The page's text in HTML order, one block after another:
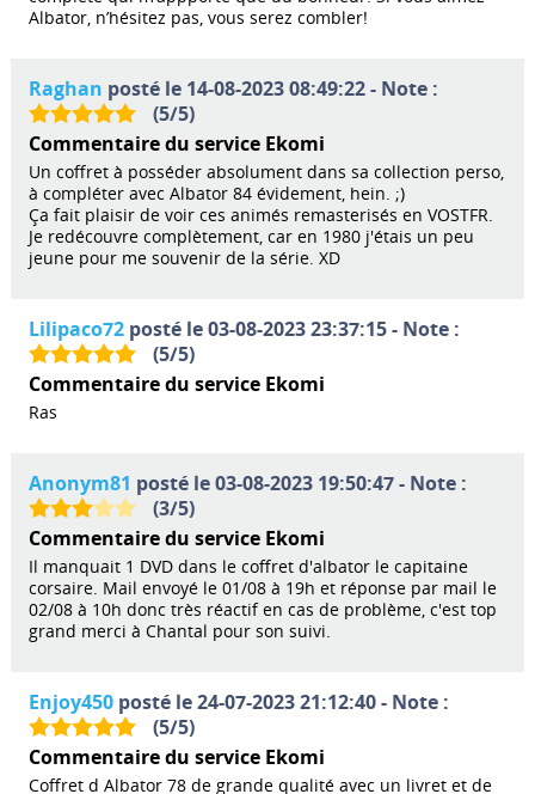
Albator, n’hésitez pas, vous serez combler!
Raghan posté le 14-08-2023 08:49:22 - Note :
(5/5)
Commentaire du service Ekomi
Un coffret à posséder absolument dans sa collection perso,
à compléter avec Albator 84 évidement, hein. ;)
Ça fait plaisir de voir ces animés remasterisés en VOSTFR.
Je redécouvre complètement, car en 1980 j'étais un peu
jeune pour me souvenir de la série. XD
Lilipaco72posté le 03-08-2023 23:37:15 - Note :
(5/5)
Commentaire du service Ekomi
Ras
Anonym81 posté le 03-08-2023 19:50:47 - Note :
(3/5)
Commentaire du service Ekomi
Il manquait 1 DVD dans le coffret d'albator le capitaine
corsaire. Mail envoyé le 01/08 à 19h et réponse par mail le
02/08 à 10h donc très réactif en cas de problème, c'est top
grand merci à Chantal pour son suivi.
Enjoy450posté le 24-07-2023 21:12:40 - Note :
(5/5)
Commentaire du service Ekomi
Coffret d Albator 78 de grande qualité avec un livret et de